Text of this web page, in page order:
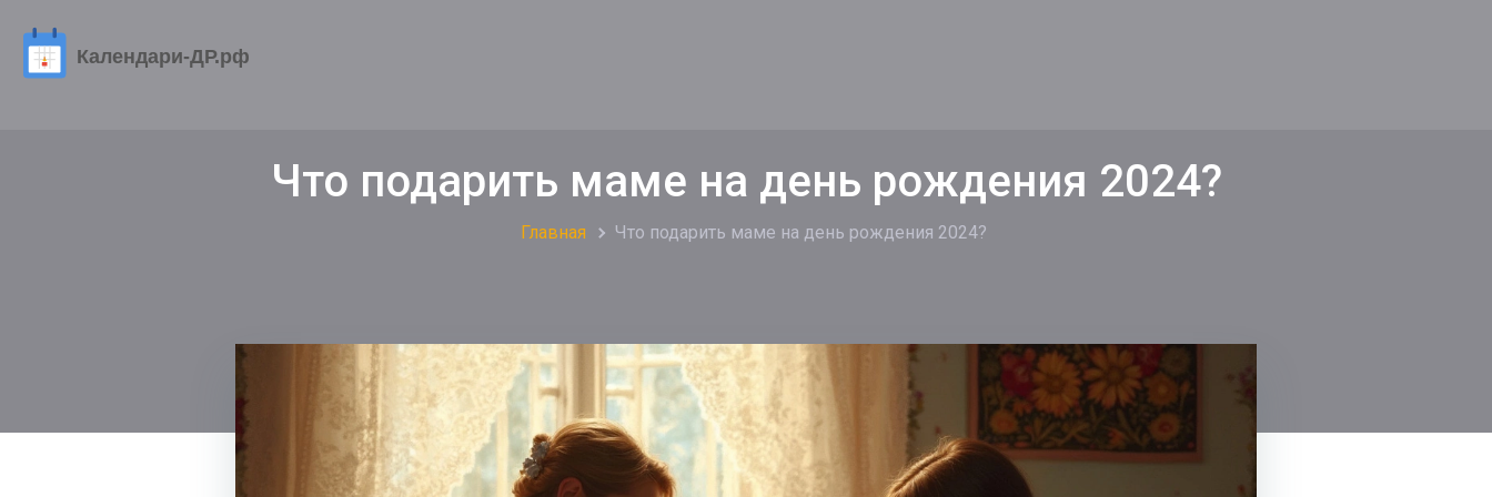
Что подарить маме на день рождения 2024?
Главная Что подарить маме на день рождения 2024?